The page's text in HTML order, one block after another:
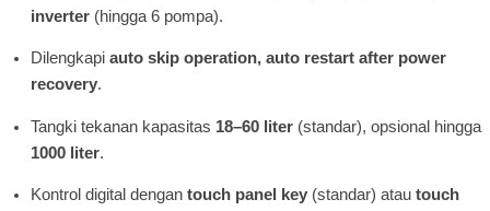
inverter (hingga 6 pompa).
Dilengkapi auto skip operation, auto restart after power
recovery.
Tangki tekanan kapasitas 18–60 liter (standar), opsional hingga
1000 liter.
Kontrol digital dengan touch panel key (standar) atau touch